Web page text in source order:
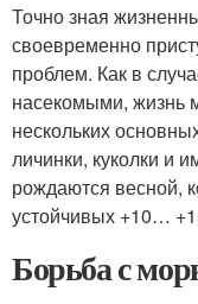
Точно зная
своевременно
проблем. Как в
насекомыми, жизнь
нескольких
личинки, куколки и
рождаются весной,
устойчивых +10…
Борьба с